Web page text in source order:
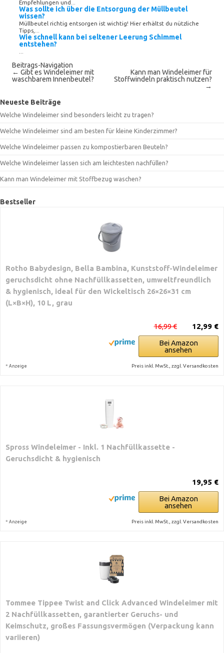
Empfehlungen und...
Was sollte ich über die Entsorgung der Müllbeutel
wissen?
Müllbeutel richtig entsorgen ist wichtig! Hier erhältst du nützliche
Tipps,...
Wie schnell kann bei seltener Leerung Schimmel
entstehen?
Beitrags-Navigation
← Gibt es Windeleimer mit
waschbarem Innenbeutel?
Kann man Windeleimer für
Stoffwindeln praktisch nutzen?
→
Neueste Beiträge
Welche Windeleimer sind besonders leicht zu tragen?
Welche Windeleimer sind am besten für kleine Kinderzimmer?
Welche Windeleimer passen zu kompostierbaren Beuteln?
Welche Windeleimer lassen sich am leichtesten nachfüllen?
Kann man Windeleimer mit Stoffbezug waschen?
Bestseller
Rotho Babydesign, Bella Bambina, Kunststoff-Windeleimer
geruchsdicht ohne Nachfüllkassetten, umweltfreundlich
& hygienisch, ideal für den Wickeltisch 26×26×31 cm
(L×B×H), 10 L, grau
12,99 €
16,99 €
Bei Amazon
ansehen
* Anzeige Preis inkl. MwSt., zzgl. Versandkosten
Spross Windeleimer - Inkl. 1 Nachfüllkassette -
Geruchsdicht & hygienisch
19,95 €
Bei Amazon
ansehen
* Anzeige Preis inkl. MwSt., zzgl. Versandkosten
Tommee Tippee Twist and Click Advanced Windeleimer mit
2 Nachfüllkassetten, garantierter Geruchs- und
Keimschutz, großes Fassungsvermögen (Verpackung kann
variieren)